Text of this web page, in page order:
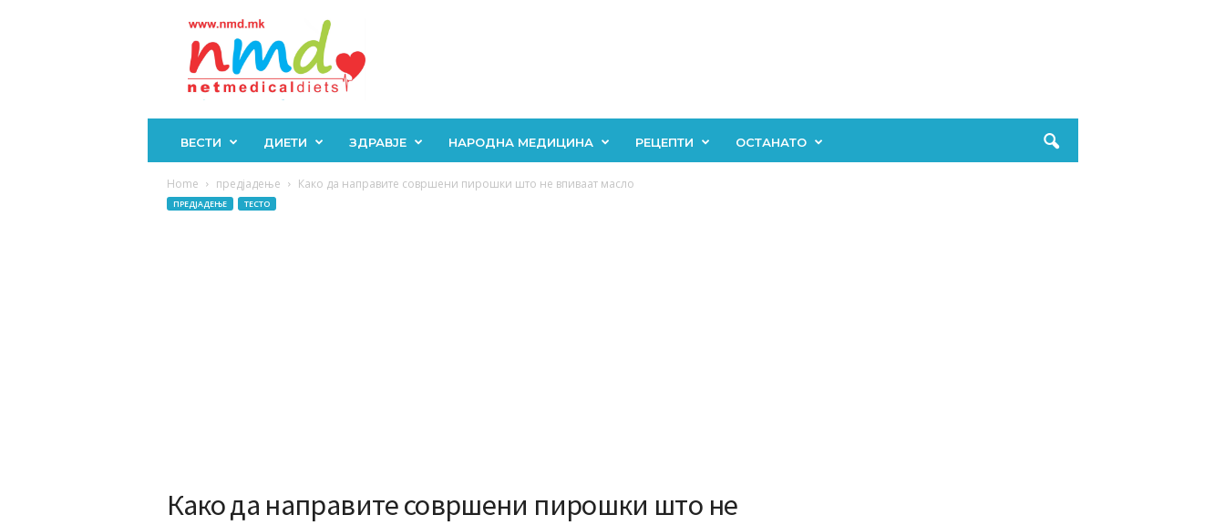
ВЕСТИ ДИЕТИ ЗДРАВЈЕ НАРОДНА МЕДИЦИНА РЕЦЕПТИ ОСТАНАТО
Home предјадење Како да направите совршени пирошки што не впиваат масло
ПРЕДЈАДЕЊЕ ТЕСТО
Како да направите совршени пирошки што не